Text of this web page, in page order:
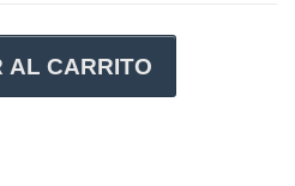
AL CARRITO